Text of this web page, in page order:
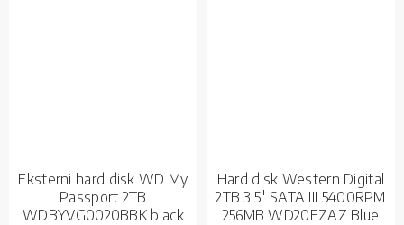
Eksterni hard disk WD My
Passport 2TB
WDBYVG0020BBK black
Hard disk Western Digital
2TB 3.5" SATA III 5400RPM
256MB WD20EZAZ Blue